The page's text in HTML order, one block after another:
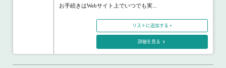
お手続きはWebサイト上でいつでも実...
リストに追加する +
詳細を見る